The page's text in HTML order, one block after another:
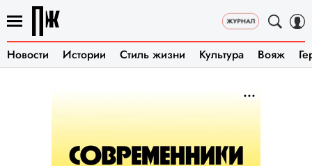
Новости Истории Стиль жизни Культура Вояж